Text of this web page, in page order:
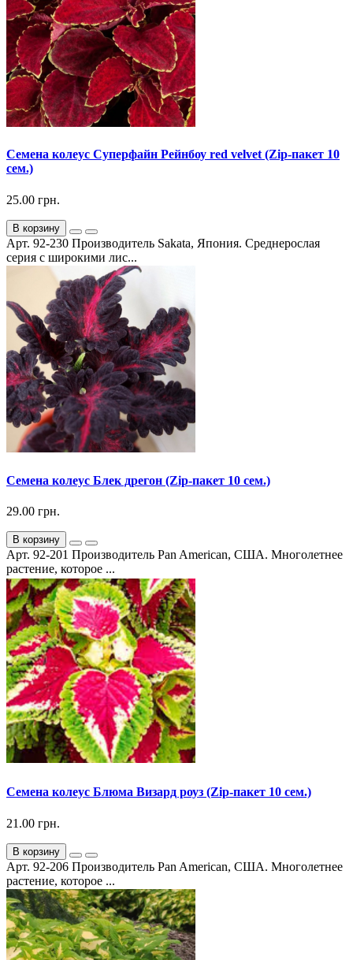
Семена колеус Суперфайн Рейнбоу red velvet (Zip-пакет 10
сем.)
25.00 грн.
В корзину
Арт. 92-230 Производитель Sakata, Япония. Среднерослая
серия с широкими лис...
Семена колеус Блек дрегон (Zip-пакет 10 сем.)
29.00 грн.
В корзину
Арт. 92-201 Производитель Pan American, США. Многолетнее
растение, которое ...
Семена колеус Блюма Визард роуз (Zip-пакет 10 сем.)
21.00 грн.
В корзину
Арт. 92-206 Производитель Pan American, США. Многолетнее
растение, которое ...